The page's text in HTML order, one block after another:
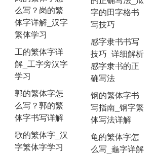
么写？岗的繁
体字详解_汉字
繁体学习
工的繁体字详
解_工字旁汉字
学习
郭的繁体字怎
么写？郭的繁
体字书写详解
歌的繁体字_汉
字繁体字学习
字的田字格书
写技巧
感字隶书书写
技巧_详细解析
感字隶书的正
确写法
钢的繁体字书
写指南_钢字繁
体写法详解
龟的繁体字怎
么写_龜字详解